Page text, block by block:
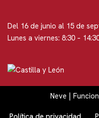
Del 16 de junio al 15 de
Lunes a viernes: 8:30 –
Neve |